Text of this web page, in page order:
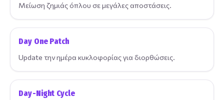
Μείωση ζημιάς όπλου σε μεγάλες αποστάσεις.
Day One Patch
Update την ημέρα κυκλοφορίας για διορθώσεις.
Day-Night Cycle